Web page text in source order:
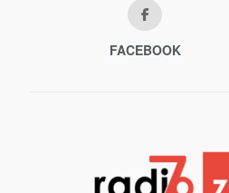
FACEBOOK